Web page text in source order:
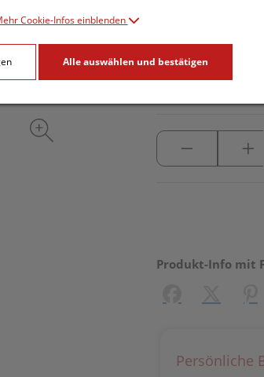
lieferbar
Produkt-Info mit
Persönliche
Cookie-Infos einblenden
Alle auswählen und bestätigen